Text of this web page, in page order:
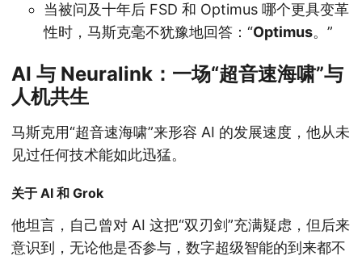
当被问及十年后 FSD 和 Optimus 哪个更具变革
性时，马斯克毫不犹豫地回答：“Optimus。”
AI 与 Neuralink：一场“超音速海啸”与
人机共生
马斯克用“超音速海啸”来形容 AI 的发展速度，他从未
见过任何技术能如此迅猛。
关于 AI 和 Grok
他坦言，自己曾对 AI 这把“双刃剑”充满疑虑，但后来
意识到，无论他是否参与，数字超级智能的到来都不